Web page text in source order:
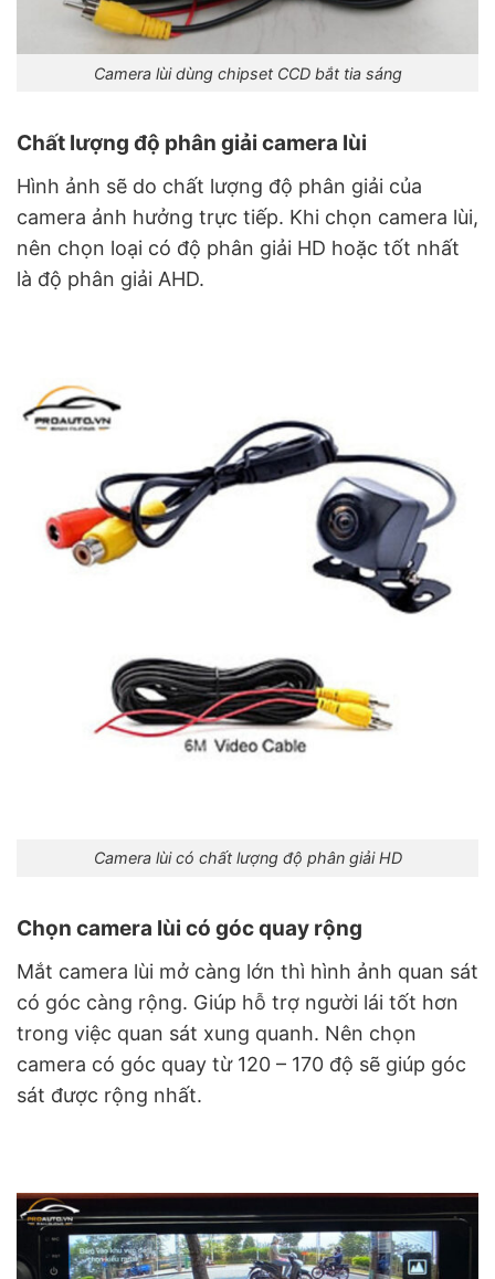
Camera lùi dùng chipset CCD bắt tia sáng
Chất lượng độ phân giải camera lùi
Hình ảnh sẽ do chất lượng độ phân giải của
camera ảnh hưởng trực tiếp. Khi chọn camera lùi,
nên chọn loại có độ phân giải HD hoặc tốt nhất
là độ phân giải AHD.
Camera lùi có chất lượng độ phân giải HD
Chọn camera lùi có góc quay rộng
Mắt camera lùi mở càng lớn thì hình ảnh quan sát
có góc càng rộng. Giúp hỗ trợ người lái tốt hơn
trong việc quan sát xung quanh. Nên chọn
camera có góc quay từ 120 – 170 độ sẽ giúp góc
sát được rộng nhất.